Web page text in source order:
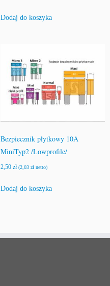
Dodaj do koszyka
Bezpiecznik płytkowy 10A
MiniTyp2 /Lowprofile/
2,50 zł (2,03 złnetto)
Dodaj do koszyka